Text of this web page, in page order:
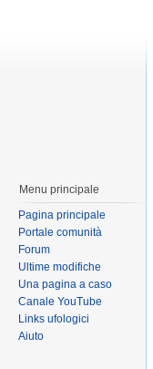
Menu principale
Pagina principale
Portale comunità
Forum
Ultime modifiche
Una pagina a caso
Canale YouTube
Links ufologici
Aiuto